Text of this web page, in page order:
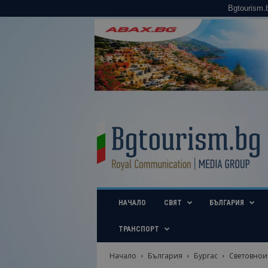
u
i
b
НАЧАЛО СВЯТ БЪЛГАРИЯ
ТРАНСПОРТ
Начало България Бургас